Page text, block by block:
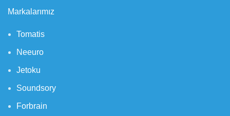
Markalarımız
Tomatis
Neeuro
Jetoku
Soundsory
Forbrain